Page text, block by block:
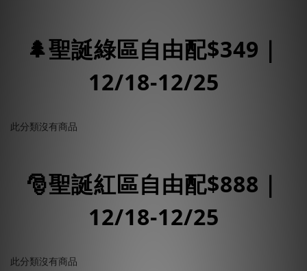
🌲聖誕綠區自由配$349｜
12/18-12/25
此分類沒有商品
🎅聖誕紅區自由配$888｜
12/18-12/25
此分類沒有商品